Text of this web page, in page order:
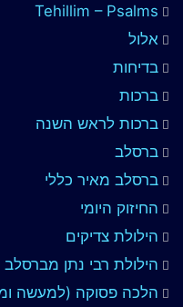
Tehillim – Psalms
אלול
בדיחות
ברכות
ברכות לראש השנה
ברסלב
ברסלב מאיר כללי
החיזוק היומי
הילולת צדיקים
הילולת רבי נתן מברסלב
הלכה פסוקה (למעשה